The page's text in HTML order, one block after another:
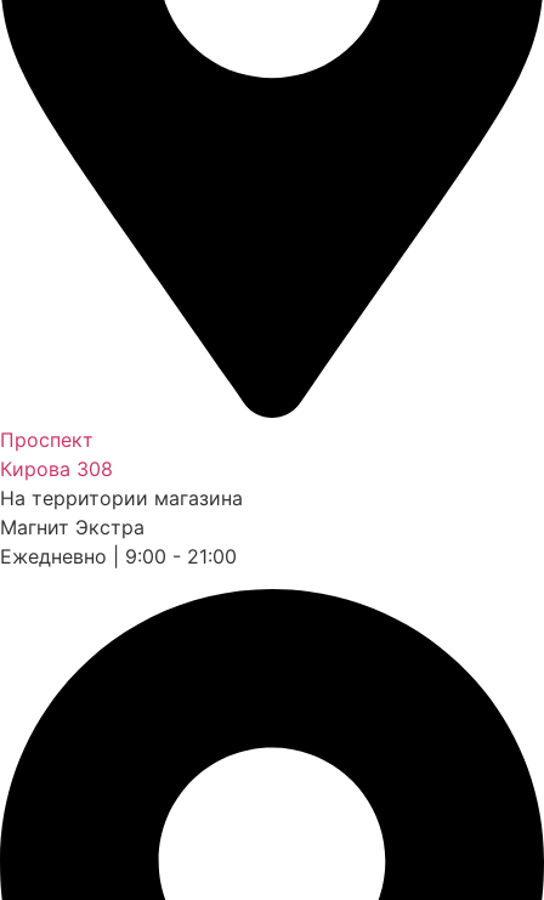
Проспект
Кирова 308
На территории магазина
Магнит Экстра
Ежедневно | 9:00 - 21:00